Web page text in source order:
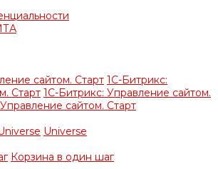
сайтом. Старт 1С-Битрикс:
Старт 1С-Битрикс: Управление сайтом.
сайтом. Старт
Universe
Корзина в один шаг